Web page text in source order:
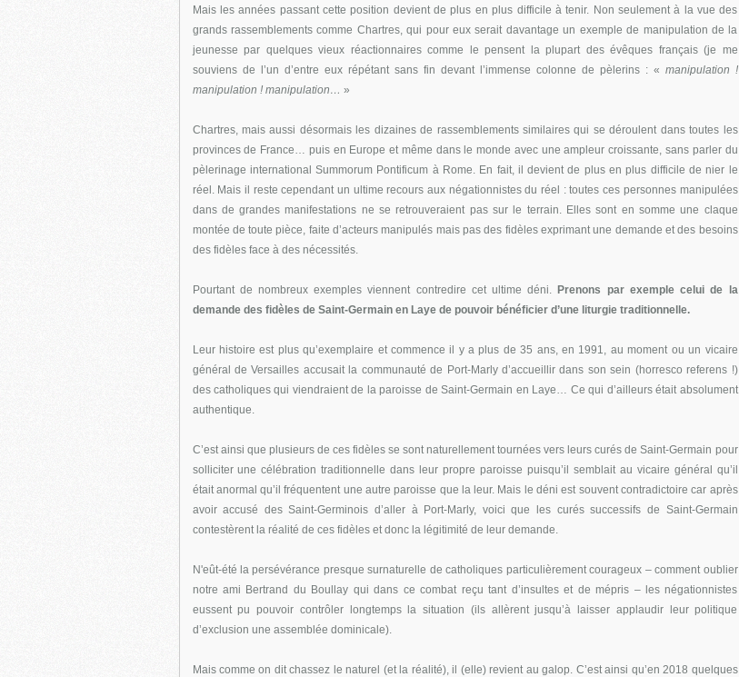
Mais les années passant cette position devient de plus en plus difficile à tenir. Non seulement à la vue des
grands rassemblements comme Chartres, qui pour eux serait davantage un exemple de manipulation de la
jeunesse par quelques vieux réactionnaires comme le pensent la plupart des évêques français (je me
souviens de l’un d’entre eux répétant sans fin devant l’immense colonne de pèlerins : « manipulation !
manipulation ! manipulation… »
Chartres, mais aussi désormais les dizaines de rassemblements similaires qui se déroulent dans toutes les
provinces de France… puis en Europe et même dans le monde avec une ampleur croissante, sans parler du
pèlerinage international Summorum Pontificum à Rome. En fait, il devient de plus en plus difficile de nier le
réel. Mais il reste cependant un ultime recours aux négationnistes du réel : toutes ces personnes manipulées
dans de grandes manifestations ne se retrouveraient pas sur le terrain. Elles sont en somme une claque
montée de toute pièce, faite d’acteurs manipulés mais pas des fidèles exprimant une demande et des besoins
des fidèles face à des nécessités.
Pourtant de nombreux exemples viennent contredire cet ultime déni. Prenons par exemple celui de la
demande des fidèles de Saint-Germain en Laye de pouvoir bénéficier d’une liturgie traditionnelle.
Leur histoire est plus qu’exemplaire et commence il y a plus de 35 ans, en 1991, au moment ou un vicaire
général de Versailles accusait la communauté de Port-Marly d’accueillir dans son sein (horresco referens !)
des catholiques qui viendraient de la paroisse de Saint-Germain en Laye… Ce qui d’ailleurs était absolument
authentique.
C’est ainsi que plusieurs de ces fidèles se sont naturellement tournées vers leurs curés de Saint-Germain pour
solliciter une célébration traditionnelle dans leur propre paroisse puisqu’il semblait au vicaire général qu’il
était anormal qu’il fréquentent une autre paroisse que la leur. Mais le déni est souvent contradictoire car après
avoir accusé des Saint-Germinois d’aller à Port-Marly, voici que les curés successifs de Saint-Germain
contestèrent la réalité de ces fidèles et donc la légitimité de leur demande.
N'eût-été la persévérance presque surnaturelle de catholiques particulièrement courageux – comment oublier
notre ami Bertrand du Boullay qui dans ce combat reçu tant d’insultes et de mépris – les négationnistes
eussent pu pouvoir contrôler longtemps la situation (ils allèrent jusqu’à laisser applaudir leur politique
d’exclusion une assemblée dominicale).
Mais comme on dit chassez le naturel (et la réalité), il (elle) revient au galop. C’est ainsi qu’en 2018 quelques